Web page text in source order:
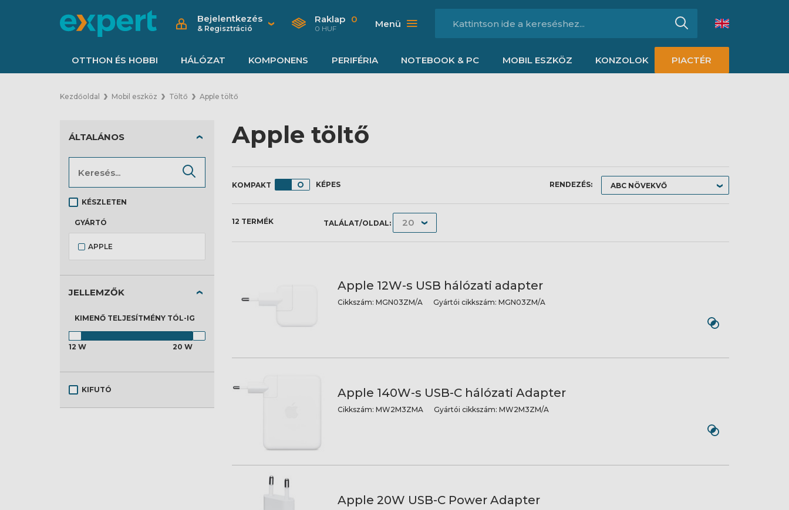
Bejelentkezés
& Regisztráció
Raklap 0
0 HUF Menü
OTTHON ÉS HOBBI HÁLÓZAT KOMPONENS PERIFÉRIA NOTEBOOK & PC MOBIL ESZKÖZ KONZOLOK PIACTÉR
Kezdőoldal Mobil eszköz Töltő Apple töltő
Apple töltő
KÉPES RENDEZÉS:
12 TERMÉK TALÁLAT/OLDAL:
Apple 12W-s USB hálózati adapter
Cikkszám: MGN03ZM/A Gyártói cikkszám: MGN03ZM/A
Apple 140W-s USB-C hálózati Adapter
Cikkszám: MW2M3ZMA Gyártói cikkszám: MW2M3ZM/A
Apple 20W USB-C Power Adapter
ÁLTALÁNOS
KÉSZLETEN
GYÁRTÓ
APPLE
JELLEMZŐK
KIMENŐ TELJESÍTMÉNY TÓL-IG
12 W 20 W
KIFUTÓ